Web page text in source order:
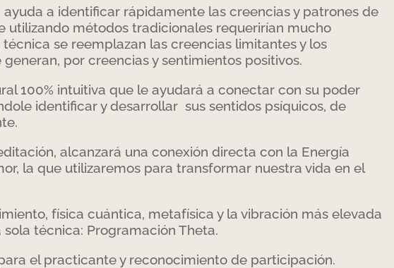
a identificar rápidamente las creencias y patrones de
utilizando métodos tradicionales requerirían mucho
se reemplazan las creencias limitantes y los
por creencias y sentimientos positivos.
100% intuitiva que le ayudará a conectar con su poder
identificar y desarrollar sus sentidos psíquicos, de
alcanzará una conexión directa con la Energía
la que utilizaremos para transformar nuestra vida en el
física cuántica, metafísica y la vibración más elevada
sola técnica: Programación Theta.
el practicante y reconocimiento de participación.